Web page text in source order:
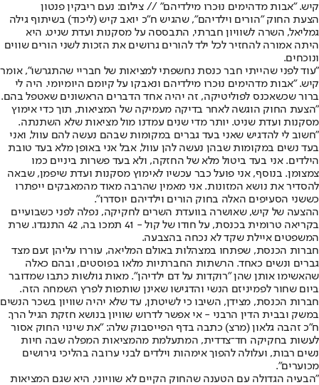
קיש. "אבות מדהימים נוּכרו מילדיהם" // צילום: נעם ריבקין פנטון
הצעת החוק "הורים וילדיהם", שהגיש ח"כ יואב קיש (ליכוד) בשיתוף גילה
גמליאל, השרה לשוויון חברתי, התבססה על מסקנות ועדת שניט. היא
היתה אמורה להחזיר לכל ילד להורים גרושים את הזכות לשני הורים שווים
ונוכחים.
"עוד לפני שהייתי חבר כנסת נחשפתי למציאות של חבריי שהתגרשו", אומר
קיש. "אבות מדהימים נוּכרו מילדיהם ונאבקו על קיומם היומיומי. היה לי
ברור שכשאכנס לפוליטיקה, זה יהיה אחד הדברים הראשונים שאטפל בהם.
"הצעת החוק הוגשה לאחר בדיקה מעמיקה של המציאות, תוך כדי אימוץ
מסקנות ועדת שניט. יותר מדי שנים עמדנו מול מציאות שלא השתנתה.
"חשוב לי להדגיש שאני בעד גברים במקומות שבהם נעשה להם עוול, ואני
בעד נשים במקומות שבהן נעשה להן עוול, אבל אני באופן מלא בעד טובת
הילדים. אני בעד ביטול מלא של החזקה, ולא בעד פשרות ביניים כמו
צמצומן. בנוסף, אני פועל כבר עכשיו לאימוץ מסקנות ועדת שיפמן, שבאה
להסדיר את נושא המזונות. אני מאמין שהרבה מאוד מהמאבקים ייפתרו
כששני הסעיפים האלה בחוק הורים וילדיהם יוסדרו".
ההצעה של קיש, שאושרה בוועדת השרים לחקיקה, נפלה לפני כשבועיים
בקריאה טרומית בכנסת, על חודו של קול - 41 תמכו בה, 42 התנגדו. שרת
המשפטים איילת שקד לא נכחה בהצבעה.
חברות הכנסת, שפתחו במצהלות באולם המליאה, עוררו עליהן זעם מצד
גברים ונשים כאחד. הרשתות החברתיות מלאו בפוסטים, ובהם כאלה
שהאשימו אותן שהן "רוקדות על דם ילדיהן". מאות גולשות כתבו שמדובר
ביום שחור לפמיניזם הנשי והדגישו שאינן שותפות לפרץ השמחה הזה.
חברות הכנסת, מצידן, השיבו כי לשיטתן, עד שלא יהיה שוויון בשכר הנשים
במשק ובבית הדין הרבני - אי אפשר לדרוש שוויון בנושא חזקת הגיל הרך.
ח"כ זהבה גלאון (מרצ) כתבה בדף הפייסבוק שלה: "את שינוי החוק אסור
לעשות בחקיקה חד־צדדית, המתעלמת מהמציאות המפלה שבה חיות
נשים רבות, ועלולה להפוך אימהות וילדים לבני ערובה בהליכי גירושים
מכוערים".
"הבעיה הגדולה עם הטענה שהחוק הקיים לא שוויוני, היא שגם המציאות